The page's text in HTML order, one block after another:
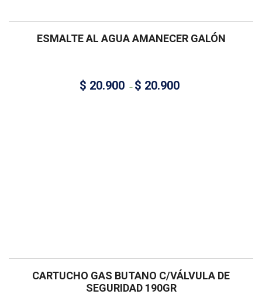
ESMALTE AL AGUA AMANECER GALÓN
$ 20.900 – $ 20.900
CARTUCHO GAS BUTANO C/VÁLVULA DE
SEGURIDAD 190GR